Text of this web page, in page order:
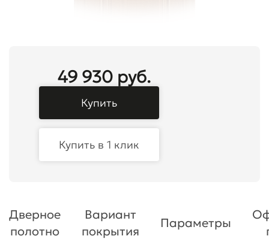
49 930 руб.
Купить
Купить в 1 клик
Дверное
полотно
Вариант
покрытия
Параметры